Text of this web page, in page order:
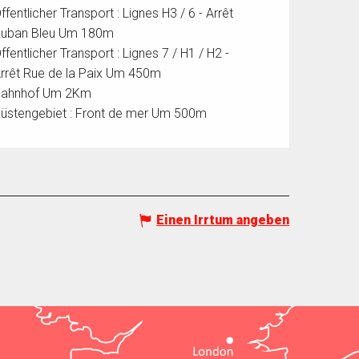
Transport : Lignes H3 / 6 - Arrêt
Bleu Um 180m
Transport : Lignes 7 / H1 / H2 -
Rue de la Paix Um 450m
Um 2Km
: Front de mer Um 500m
Einen Irrtum angeben